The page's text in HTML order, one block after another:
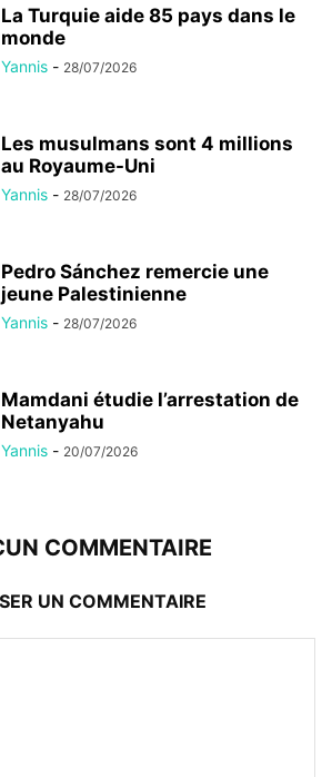
La Turquie aide 85 pays dans le
monde
Yannis - 28/07/2026
Les musulmans sont 4 millions
au Royaume-Uni
Yannis - 28/07/2026
Pedro Sánchez remercie une
jeune Palestinienne
Yannis - 28/07/2026
Mamdani étudie l’arrestation de
Netanyahu
Yannis - 20/07/2026
COMMENTAIRE
UN COMMENTAIRE